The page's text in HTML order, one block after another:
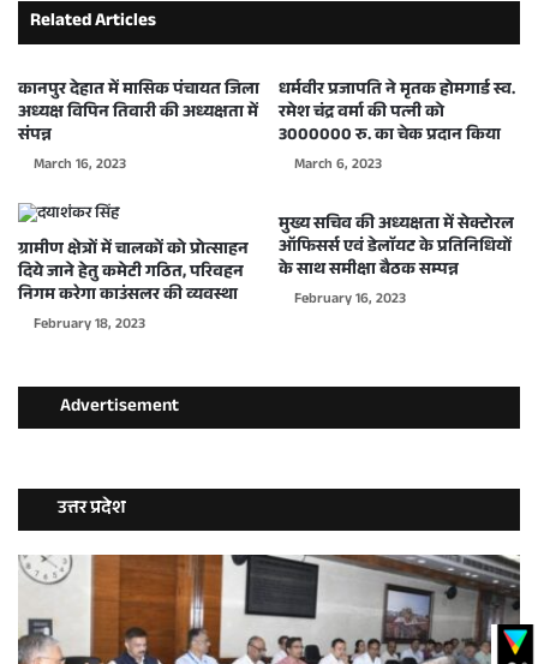
Related Articles
कानपुर देहात में मासिक पंचायत जिला
अध्यक्ष विपिन तिवारी की अध्यक्षता में
संपन्न
March 16, 2023
धर्मवीर प्रजापति ने मृतक होमगार्ड स्व.
रमेश चंद्र वर्मा की पत्नी को
3000000 रु. का चेक प्रदान किया
March 6, 2023
ग्रामीण क्षेत्रों में चालकों को प्रोत्साहन
दिये जाने हेतु कमेटी गठित, परिवहन
निगम करेगा काउंसलर की व्यवस्था
February 18, 2023
मुख्य सचिव की अध्यक्षता में सेक्टोरल
ऑफिसर्स एवं डेलाॅयट के प्रतिनिधियों
के साथ समीक्षा बैठक सम्पन्न
February 16, 2023
Advertisement
उत्तर प्रदेश